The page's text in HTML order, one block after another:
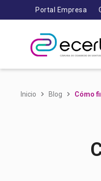
Portal Empresa
Inicio Blog Cómo